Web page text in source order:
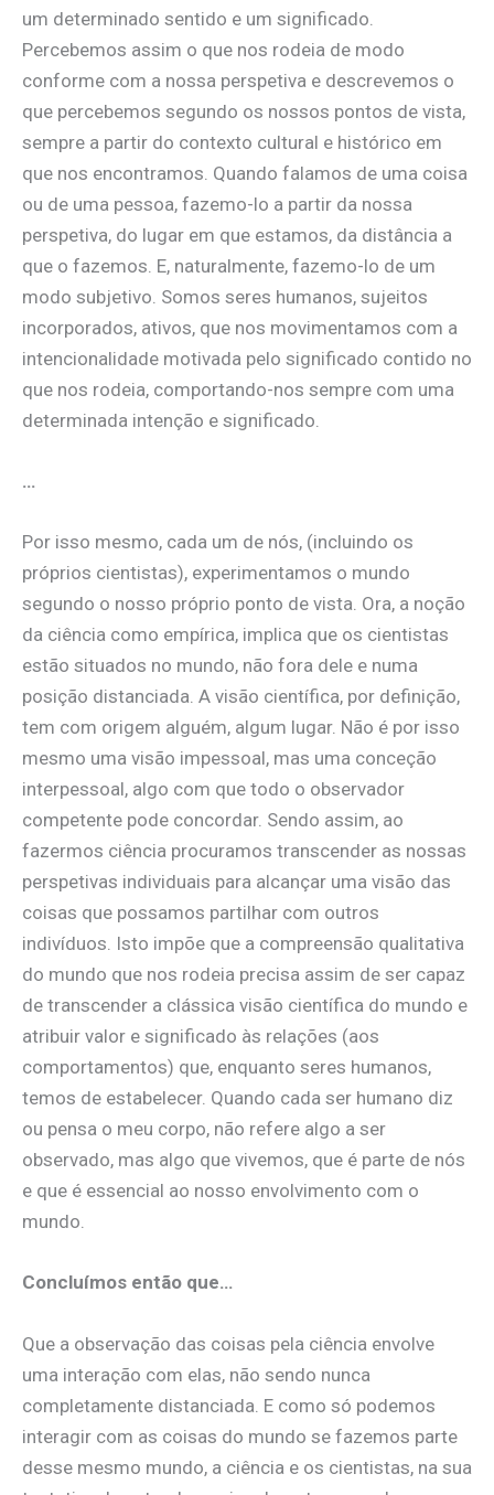
um determinado sentido e um significado.
Percebemos assim o que nos rodeia de modo
conforme com a nossa perspetiva e descrevemos o
que percebemos segundo os nossos pontos de vista,
sempre a partir do contexto cultural e histórico em
que nos encontramos. Quando falamos de uma coisa
ou de uma pessoa, fazemo-lo a partir da nossa
perspetiva, do lugar em que estamos, da distância a
que o fazemos. E, naturalmente, fazemo-lo de um
modo subjetivo. Somos seres humanos, sujeitos
incorporados, ativos, que nos movimentamos com a
intencionalidade motivada pelo significado contido no
que nos rodeia, comportando-nos sempre com uma
determinada intenção e significado.
…
Por isso mesmo, cada um de nós, (incluindo os
próprios cientistas), experimentamos o mundo
segundo o nosso próprio ponto de vista. Ora, a noção
da ciência como empírica, implica que os cientistas
estão situados no mundo, não fora dele e numa
posição distanciada. A visão científica, por definição,
tem com origem alguém, algum lugar. Não é por isso
mesmo uma visão impessoal, mas uma conceção
interpessoal, algo com que todo o observador
competente pode concordar. Sendo assim, ao
fazermos ciência procuramos transcender as nossas
perspetivas individuais para alcançar uma visão das
coisas que possamos partilhar com outros
indivíduos. Isto impõe que a compreensão qualitativa
do mundo que nos rodeia precisa assim de ser capaz
de transcender a clássica visão científica do mundo e
atribuir valor e significado às relações (aos
comportamentos) que, enquanto seres humanos,
temos de estabelecer. Quando cada ser humano diz
ou pensa o meu corpo, não refere algo a ser
observado, mas algo que vivemos, que é parte de nós
e que é essencial ao nosso envolvimento com o
mundo.
Concluímos então que…
Que a observação das coisas pela ciência envolve
uma interação com elas, não sendo nunca
completamente distanciada. E como só podemos
interagir com as coisas do mundo se fazemos parte
desse mesmo mundo, a ciência e os cientistas, na sua